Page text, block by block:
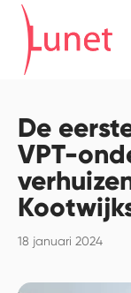
De
VPT-
18 januari 2024